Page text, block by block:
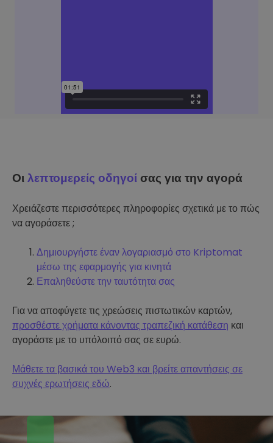
Οιλεπτομερείς οδηγοί σας για την αγορά
Χρειάζεστε περισσότερες πληροφορίες σχετικά με το πώς
να αγοράσετε ;
Δημιουργήστε έναν λογαριασμό στο Kriptomat
μέσω της εφαρμογής για κινητά
Επαληθεύστε την ταυτότητα σας
Για να αποφύγετε τις χρεώσεις πιστωτικών καρτών,
προσθέστε χρήματα κάνοντας τραπεζική κατάθεση και
αγοράστε με το υπόλοιπό σας σε ευρώ.
Μάθετε τα βασικά του Web3 και βρείτε απαντήσεις σε
συχνές ερωτήσεις εδώ.